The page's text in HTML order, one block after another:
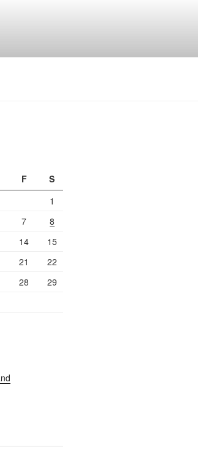
F
S
1
7
8
14
15
21
22
28
29